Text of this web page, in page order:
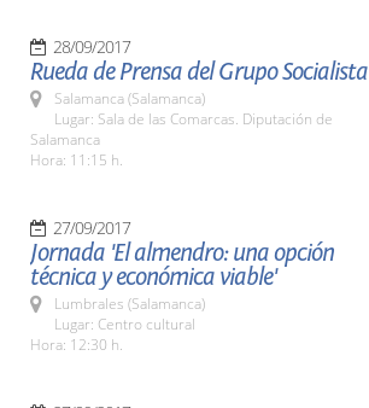
28/09/2017
Rueda de Prensa del Grupo Socialista
Salamanca (Salamanca)
Lugar: Sala de las Comarcas. Diputación de
Salamanca
Hora: 11:15 h.
27/09/2017
Jornada 'El almendro: una opción
técnica y económica viable'
Lumbrales (Salamanca)
Lugar: Centro cultural
Hora: 12:30 h.